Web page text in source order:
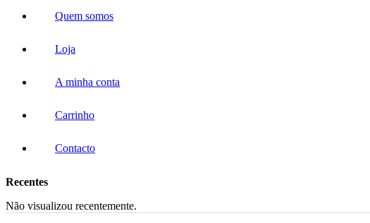
Quem somos
Loja
A minha conta
Carrinho
Contacto
Recentes
Não visualizou recentemente.